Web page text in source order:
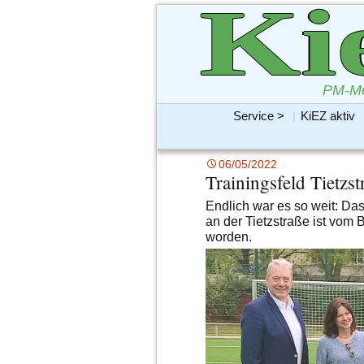
PM-
Service >
|
starke Werbung
Aufmerksamkeits-
KiEZ aktiv
06/05/2022
Trainingsfeld
Endlich war es so weit:
an der Tietzstraße ist vom
worden.